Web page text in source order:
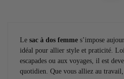
Le sac à dos femme s’impose
idéal pour allier style et praticité.
escapades ou aux voyages, il est
quotidien. Que vous alliez au